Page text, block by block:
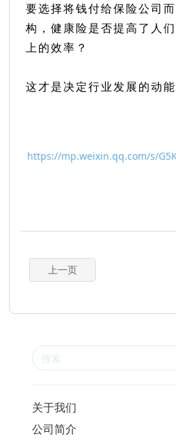
要选择将钱付给保险公司
构，健康险是否提高了人
上的效率？
这才是决定行业发展的动能
https://mp.weixin.qq.com/s/
上一页
关于我们
公司简介